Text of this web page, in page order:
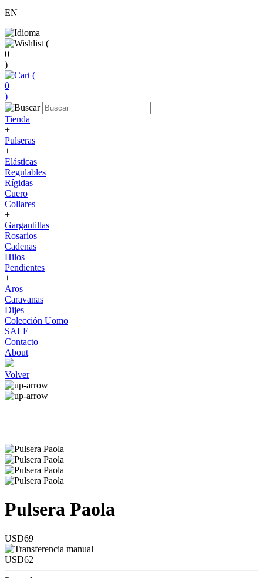
EN
(
0
)
(
0
)
Tienda
+
Pulseras
+
Elásticas
Regulables
Rígidas
Cuero
Collares
+
Gargantillas
Rosarios
Cadenas
Hilos
Pendientes
+
Aros
Caravanas
Dijes
Colección Uomo
SALE
Contacto
About
Volver
Pulsera Paola
USD69
USD62